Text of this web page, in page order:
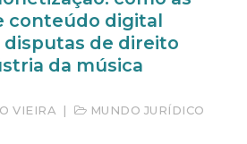
conteúdo digital
disputas de direito
da música
VIEIRA | MUNDO JURÍDICO